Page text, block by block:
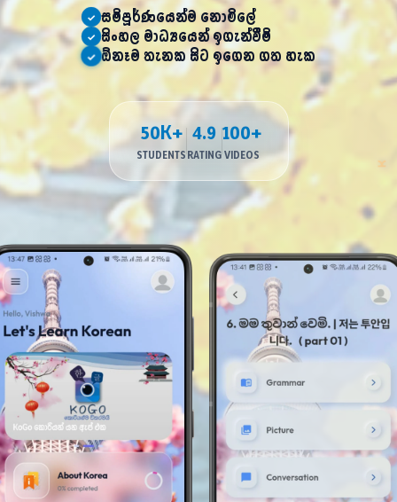
ㄹ
ㅅ
✓ සම්පූර්ණයෙන්ම නොමිලේ
✓ සිංහල මාධ්‍යයෙන් ඉගැන්වීම්
✓ ඕනෑම තැනක සිට ඉගෙන ගත හැක
50K+
STUDENTS
4.9
RATING
100+
VIDEOS